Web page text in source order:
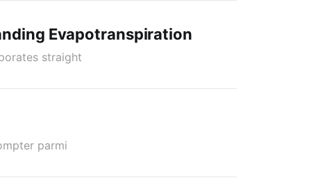
Evapotranspiration
straight
parmi